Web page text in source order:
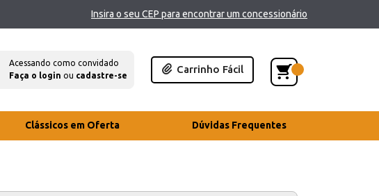
Insira o seu CEP para encontrar um concessionário
Acessando como convidado
Faça o login ou cadastre-se
Carrinho Fácil
Clássicos em Oferta Dúvidas Frequentes